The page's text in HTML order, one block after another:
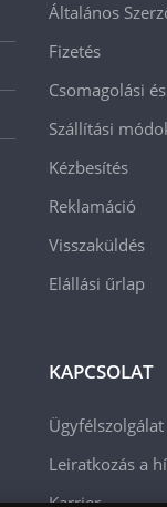
Általános
Fizetés
Csomagolási
Szállítási
Kézbesítés
Reklamáció
Visszaküldés
Elállási űrlap
KAPCSOLAT
Ügyfélszolgálat
Leiratkozás a